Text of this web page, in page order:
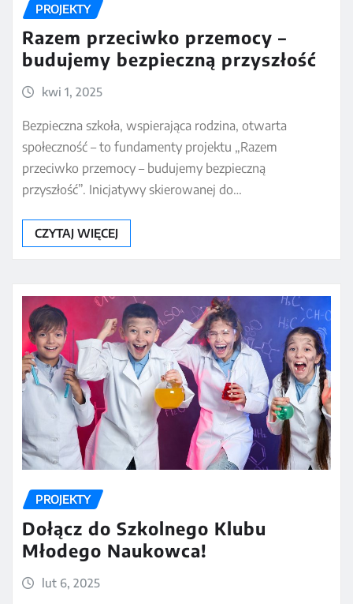
PROJEKTY
Razem przeciwko przemocy –
budujemy bezpieczną przyszłość
kwi 1, 2025
Bezpieczna szkoła, wspierająca rodzina, otwarta
społeczność – to fundamenty projektu „Razem
przeciwko przemocy – budujemy bezpieczną
przyszłość”. Inicjatywy skierowanej do…
CZYTAJ WIĘCEJ
PROJEKTY
Dołącz do Szkolnego Klubu
Młodego Naukowca!
lut 6, 2025